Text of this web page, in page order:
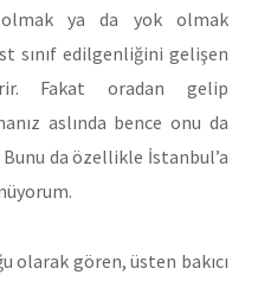
ya da yok olmak
sınıf edilgenliğini gelişen
Fakat oradan gelip
aslında bence onu da
da özellikle İstanbul’a
olarak gören, üsten bakıcı